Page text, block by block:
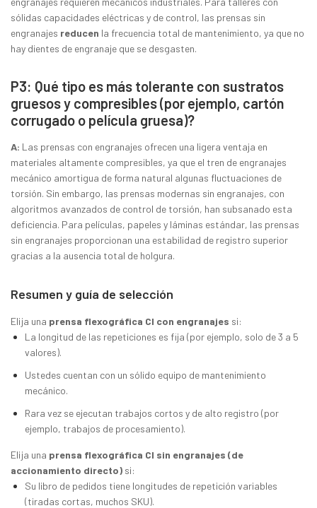
sólidas capacidades eléctricas y de control, las prensas sin
engranajes reducen la frecuencia total de mantenimiento, ya que no
hay dientes de engranaje que se desgasten.
P3: Qué tipo es más tolerante con sustratos
gruesos y compresibles (por ejemplo, cartón
corrugado o película gruesa)?
A: Las prensas con engranajes ofrecen una ligera ventaja en
materiales altamente compresibles, ya que el tren de engranajes
mecánico amortigua de forma natural algunas fluctuaciones de
torsión. Sin embargo, las prensas modernas sin engranajes, con
algoritmos avanzados de control de torsión, han subsanado esta
deficiencia. Para películas, papeles y láminas estándar, las prensas
sin engranajes proporcionan una estabilidad de registro superior
gracias a la ausencia total de holgura.
Resumen y guía de selección
Elija una prensa flexográfica CI con engranajes si:
La longitud de las repeticiones es fija (por ejemplo, solo de 3 a 5
valores).
Ustedes cuentan con un sólido equipo de mantenimiento
mecánico.
Rara vez se ejecutan trabajos cortos y de alto registro (por
ejemplo, trabajos de procesamiento).
Elija una prensa flexográfica CI sin engranajes (de
accionamiento directo) si:
Su libro de pedidos tiene longitudes de repetición variables
(tiradas cortas, muchos SKU).